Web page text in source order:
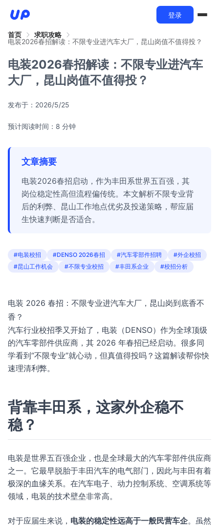
登录
首页
求职攻略
电装2026春招解读：不限专业进汽车大厂，昆山岗值不值得投？
电装2026春招解读：不限专业进汽车
大厂，昆山岗值不值得投？
发布于： 2026/5/25
预计阅读时间：8 分钟
文章摘要
电装2026春招启动，作为丰田系世界五百强，其
岗位稳定性高但流程偏传统。本文解析不限专业背
后的利弊、昆山工作地点优劣及投递策略，帮应届
生快速判断是否适合。
#电装校招 #DENSO 2026春招 #汽车零部件招聘
#外企校招
#昆山工作机会
#不限专业校招 #丰田系企业 #校招分析
电装 2026 春招：不限专业进汽车大厂，昆山岗到底香不
香？
汽车行业校招季又开始了，电装（DENSO）作为全球顶级
的汽车零部件供应商，其 2026 年春招已经启动。很多同
学看到“不限专业”就心动，但真值得投吗？这篇解读帮你快
速理清利弊。
背靠丰田系，这家外企稳不
稳？
电装是世界五百强企业，也是全球最大的汽车零部件供应商
之一。它最早脱胎于丰田汽车的电气部门，因此与丰田有着
极深的血缘关系。在汽车电子、动力控制系统、空调系统等
领域，电装的技术壁垒非常高。
对于应届生来说， 电装的稳定性远高于一般民营车企。虽然